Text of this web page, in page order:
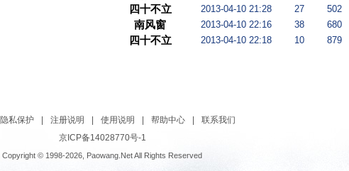
四十不立 2013-04-10 21:28 27 502
南风窗 2013-04-10 22:16 38 680
四十不立 2013-04-10 22:18 10 879
隐私保护 注册说明 使用说明 帮助中心
联系我们
京ICP备14028770号-1
Copyright © 1998-2026, Paowang.Net All Rights Reserved